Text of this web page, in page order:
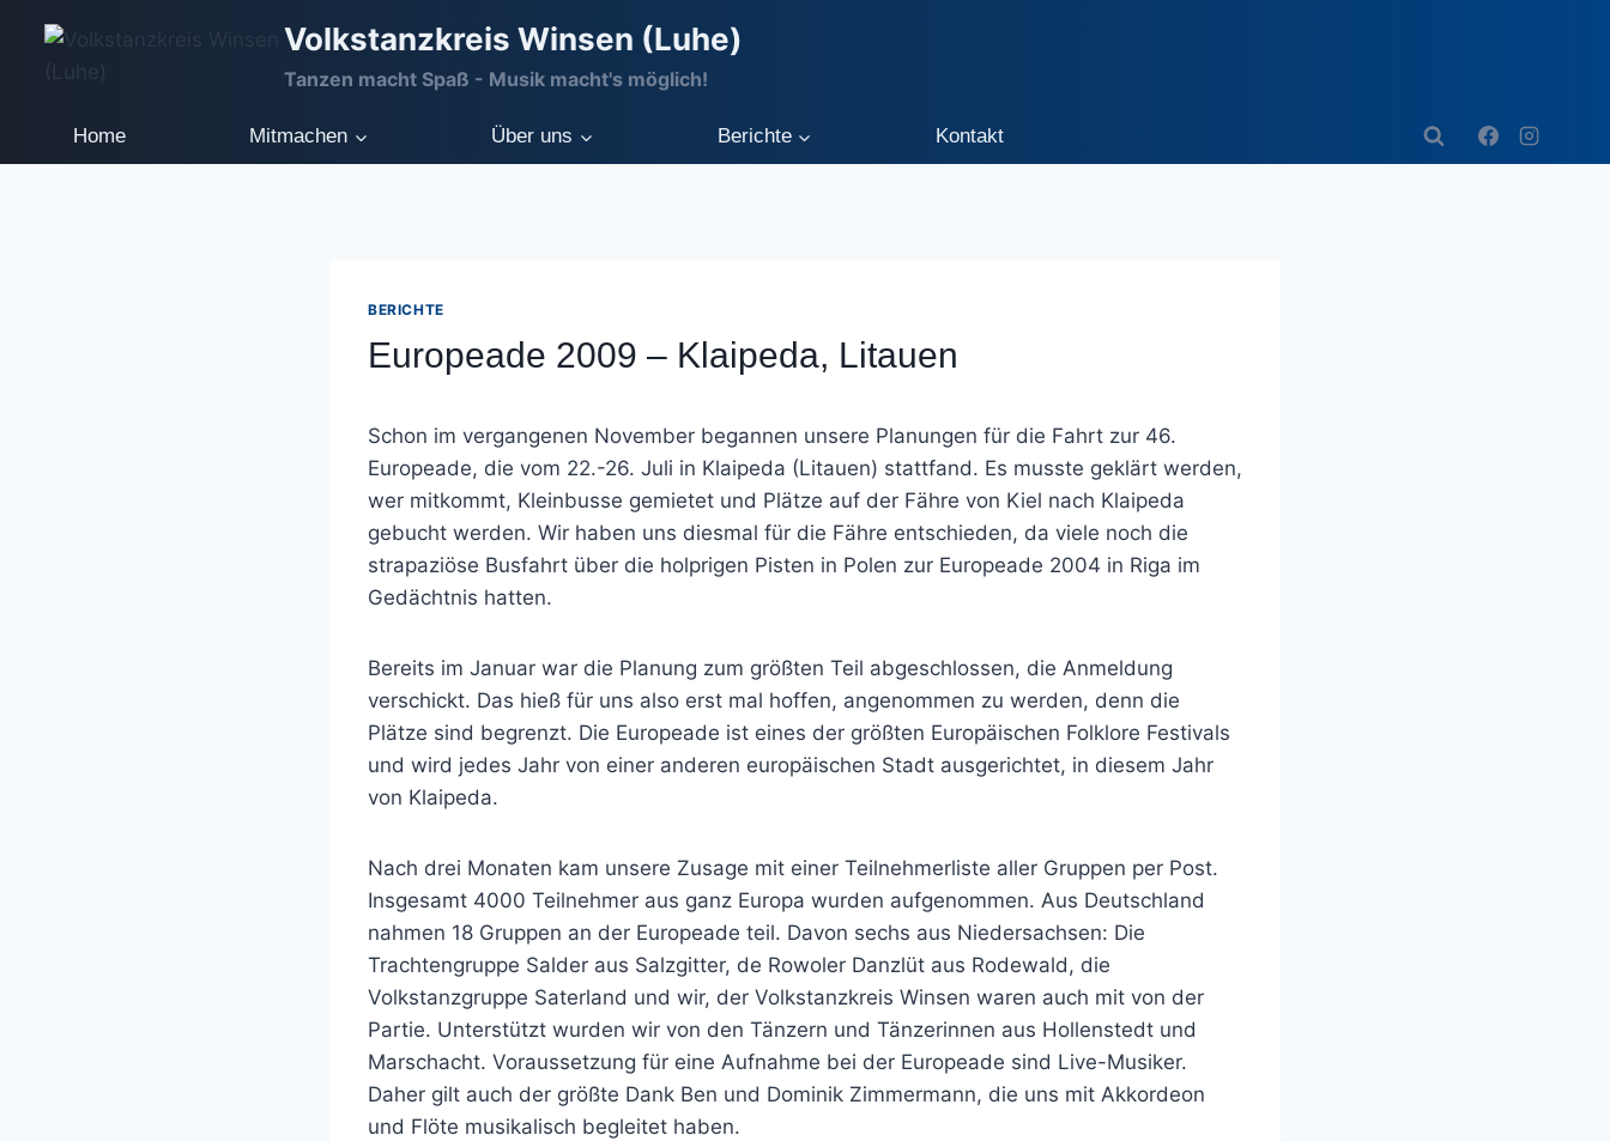
Inhalt
springen
Volkstanzkreis Winsen (Luhe)
Tanzen macht Spaß - Musik macht's möglich!
Home Mitmachen Über uns Berichte Kontakt
BERICHTE
Europeade 2009 – Klaipeda, Litauen
Schon im vergangenen November begannen unsere Planungen für die Fahrt zur 46.
Europeade, die vom 22.-26. Juli in Klaipeda (Litauen) stattfand. Es musste geklärt werden,
wer mitkommt, Kleinbusse gemietet und Plätze auf der Fähre von Kiel nach Klaipeda
gebucht werden. Wir haben uns diesmal für die Fähre entschieden, da viele noch die
strapaziöse Busfahrt über die holprigen Pisten in Polen zur Europeade 2004 in Riga im
Gedächtnis hatten.
Bereits im Januar war die Planung zum größten Teil abgeschlossen, die Anmeldung
verschickt. Das hieß für uns also erst mal hoffen, angenommen zu werden, denn die
Plätze sind begrenzt. Die Europeade ist eines der größten Europäischen Folklore Festivals
und wird jedes Jahr von einer anderen europäischen Stadt ausgerichtet, in diesem Jahr
von Klaipeda.
Nach drei Monaten kam unsere Zusage mit einer Teilnehmerliste aller Gruppen per Post.
Insgesamt 4000 Teilnehmer aus ganz Europa wurden aufgenommen. Aus Deutschland
nahmen 18 Gruppen an der Europeade teil. Davon sechs aus Niedersachsen: Die
Trachtengruppe Salder aus Salzgitter, de Rowoler Danzlüt aus Rodewald, die
Volkstanzgruppe Saterland und wir, der Volkstanzkreis Winsen waren auch mit von der
Partie. Unterstützt wurden wir von den Tänzern und Tänzerinnen aus Hollenstedt und
Marschacht. Voraussetzung für eine Aufnahme bei der Europeade sind Live-Musiker.
Daher gilt auch der größte Dank Ben und Dominik Zimmermann, die uns mit Akkordeon
und Flöte musikalisch begleitet haben.